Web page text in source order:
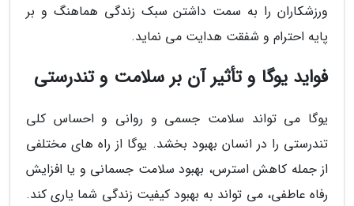
ورزشکاران را به سمت داشتن سبک زندگی هماهنگ و بر
پایه احترام و شفقت هدایت می نماید.
فواید یوگا و تأثیر آن بر سلامت و تندرستی
یوگا می تواند سلامت جسمی و روانی و احساس کلی
تندرستی را در انسان بهبود بخشد. یوگا از راه های مختلفی
از جمله کاهش استرس، بهبود سلامت جسمانی و یا افزایش
رفاه عاطفی، می تواند به بهبود کیفیت زندگی شما یاری کند.